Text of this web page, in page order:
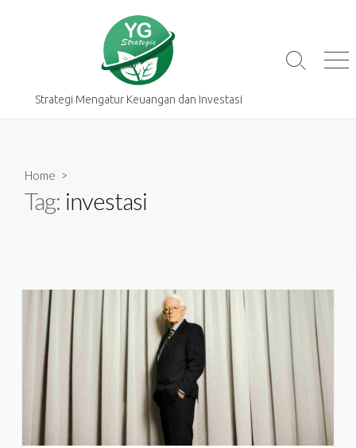
Strategi Mengatur Keuangan dan Investasi
Search
Home >
Tag: investasi